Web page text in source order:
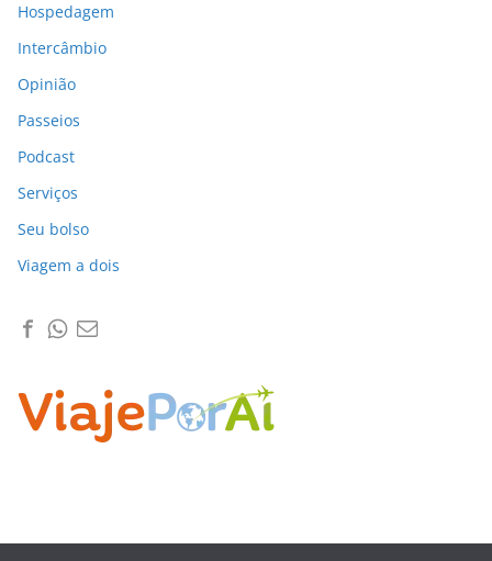
Hospedagem
Intercâmbio
Opinião
Passeios
Podcast
Serviços
Seu bolso
Viagem a dois